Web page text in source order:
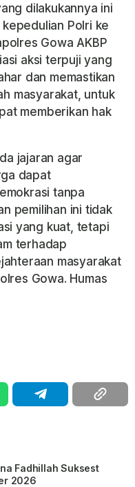
dilakukannya ini
Polri ke
Gowa AKBP
aksi terpuji yang
dan memastikan
masyarakat, untuk
memberikan hak
jajaran agar
dapat
tanpa
pemilihan ini tidak
yang kuat, tetapi
terhadap
masyarakat
Gowa. Humas
Fadhillah Suksest
2026